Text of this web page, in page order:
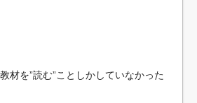
材を”読む”ことしかしていなかった